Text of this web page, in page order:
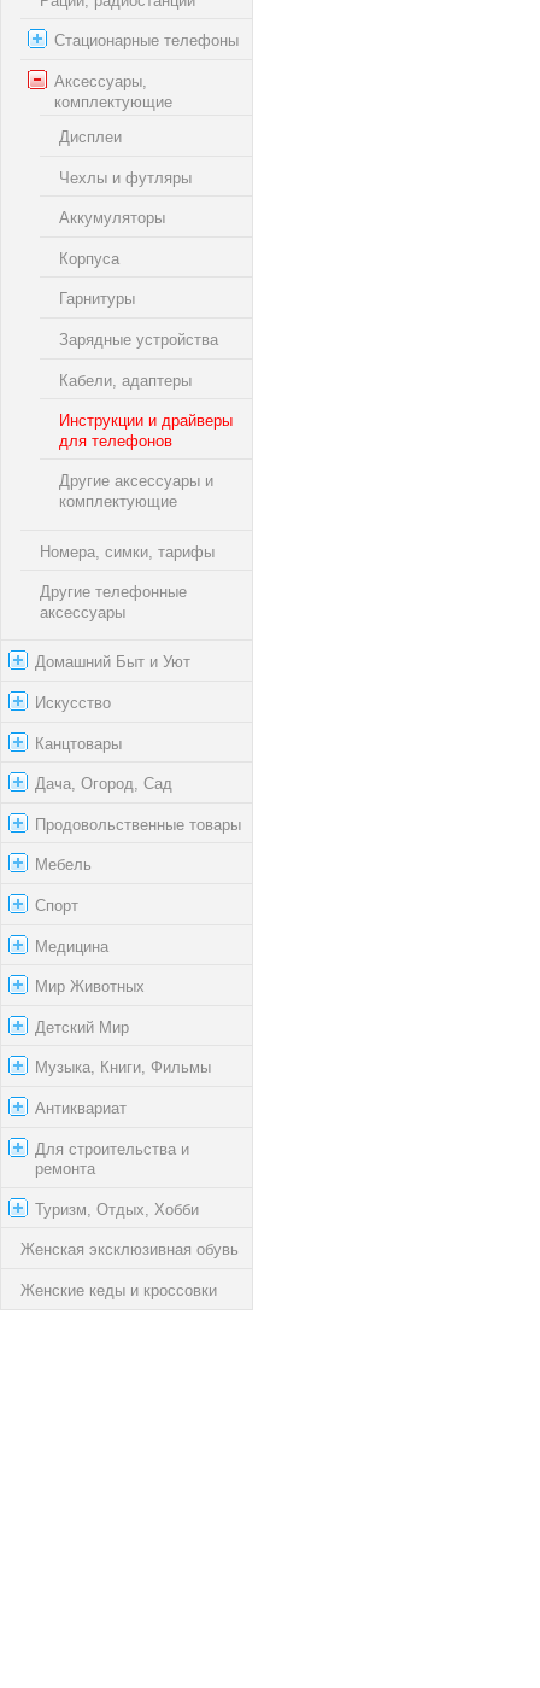
Стационарные телефоны
Аксессуары,
комплектующие
Дисплеи
Чехлы и футляры
Аккумуляторы
Корпуса
Гарнитуры
Зарядные устройства
Кабели, адаптеры
Инструкции и драйверы
для телефонов
Другие аксессуары и
комплектующие
Номера, симки, тарифы
Другие телефонные
аксессуары
Домашний Быт и Уют
Искусство
Канцтовары
Дача, Огород, Сад
Продовольственные товары
Мебель
Спорт
Медицина
Мир Животных
Детский Мир
Музыка, Книги, Фильмы
Антиквариат
Для строительства и
ремонта
Туризм, Отдых, Хобби
Женская эксклюзивная обувь
Женские кеды и кроссовки